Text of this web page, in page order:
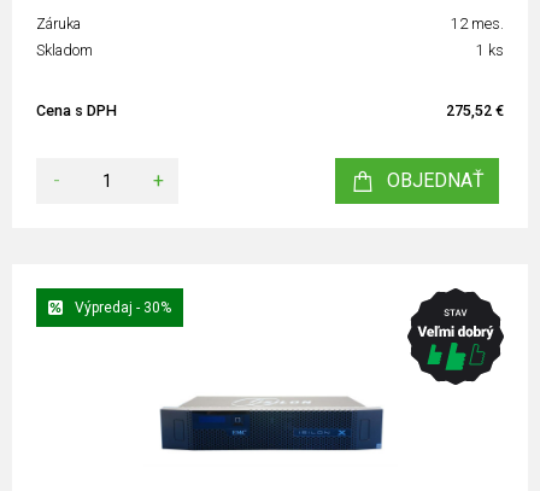
Záruka
12 mes.
Skladom
1 ks
Cena s DPH 275,52 €
- + OBJEDNAŤ
Výpredaj - 30%